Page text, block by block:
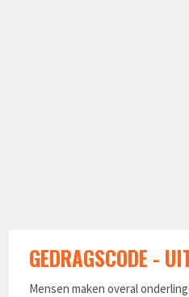
GEDRAGSCODE -
Mensen maken overal